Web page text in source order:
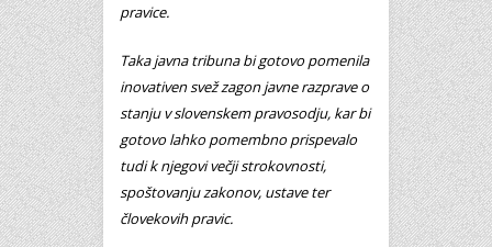
pravice.
Taka javna tribuna bi gotovo pomenila
inovativen svež zagon javne razprave o
stanju v slovenskem pravosodju, kar bi
gotovo lahko pomembno prispevalo
tudi k njegovi večji strokovnosti,
spoštovanju zakonov, ustave ter
človekovih pravic.